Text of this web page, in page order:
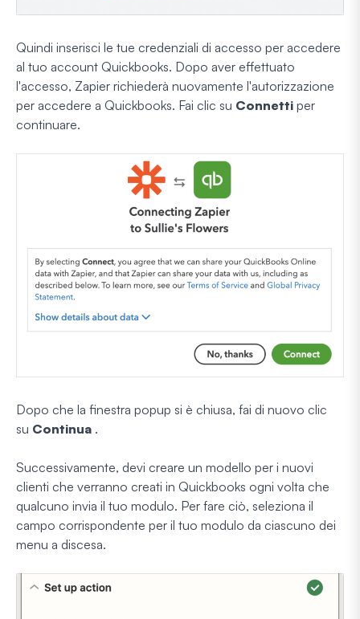
Quindi inserisci le tue credenziali di accesso per accedere
al tuo account Quickbooks. Dopo aver effettuato
l'accesso, Zapier richiederà nuovamente l'autorizzazione
per accedere a Quickbooks. Fai clic su Connetti per
continuare.
Dopo che la finestra popup si è chiusa, fai di nuovo clic
su Continua .
Successivamente, devi creare un modello per i nuovi
clienti che verranno creati in Quickbooks ogni volta che
qualcuno invia il tuo modulo. Per fare ciò, seleziona il
campo corrispondente per il tuo modulo da ciascuno dei
menu a discesa.